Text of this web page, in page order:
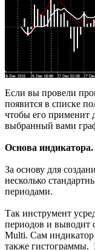
Если вы провели
появится в списке
чтобы его применит
выбранный вами
Основа
За основу для
несколько
периодами.
Так инструмент
периодов и выводит
Multi. Сам индикатор
также гистограммы.